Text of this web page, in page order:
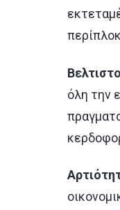
όλη την